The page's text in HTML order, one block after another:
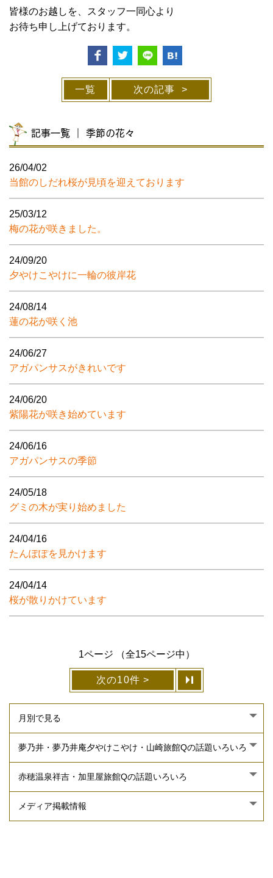
皆様のお越しを、スタッフ一同心より
お待ち申し上げております。
一覧 次の記事
記事一覧 ｜ 季節の花々
26/04/02
当館のしだれ桜が見頃を迎えております
25/03/12
梅の花が咲きました。
24/09/20
夕やけこやけに一輪の彼岸花
24/08/14
蓮の花が咲く池
24/06/27
アガパンサスがきれいです
24/06/20
紫陽花が咲き始めています
24/06/16
アガパンサスの季節
24/05/18
グミの木が実り始めました
24/04/16
たんぽぽを見かけます
24/04/14
桜が散りかけています
1ページ （全15ページ中）
次の10件